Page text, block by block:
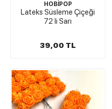
HOBİPOP
Lateks Süsleme Çiçeği
72 li Sarı
39,00 TL